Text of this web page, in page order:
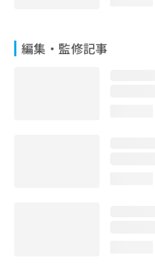
編集・監修記事